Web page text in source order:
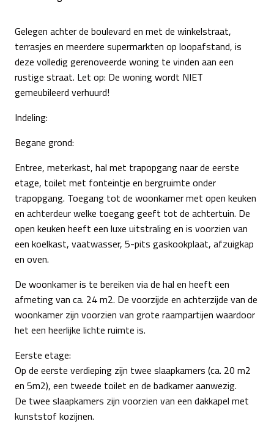
Gelegen achter de boulevard en met de winkelstraat,
terrasjes en meerdere supermarkten op loopafstand, is
deze volledig gerenoveerde woning te vinden aan een
rustige straat. Let op: De woning wordt NIET
gemeubileerd verhuurd!
Indeling:
Begane grond:
Entree, meterkast, hal met trapopgang naar de eerste
etage, toilet met fonteintje en bergruimte onder
trapopgang. Toegang tot de woonkamer met open keuken
en achterdeur welke toegang geeft tot de achtertuin. De
open keuken heeft een luxe uitstraling en is voorzien van
een koelkast, vaatwasser, 5-pits gaskookplaat, afzuigkap
en oven.
De woonkamer is te bereiken via de hal en heeft een
afmeting van ca. 24 m2. De voorzijde en achterzijde van de
woonkamer zijn voorzien van grote raampartijen waardoor
het een heerlijke lichte ruimte is.
Eerste etage:
Op de eerste verdieping zijn twee slaapkamers (ca. 20 m2
en 5m2), een tweede toilet en de badkamer aanwezig.
De twee slaapkamers zijn voorzien van een dakkapel met
kunststof kozijnen.